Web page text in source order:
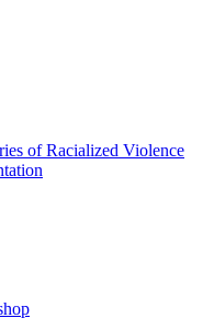
of Racialized Violence